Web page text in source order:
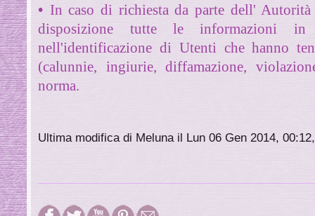
• In caso di richiesta da parte dell'
disposizione tutte le informazioni in
nell'identificazione di Utenti che hanno
(calunnie, ingiurie, diffamazione,
norma.
Ultima modifica di Meluna il Lun 06 Gen 2014,